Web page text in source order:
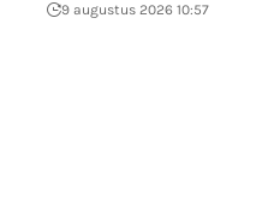
9 augustus 2026 10:57